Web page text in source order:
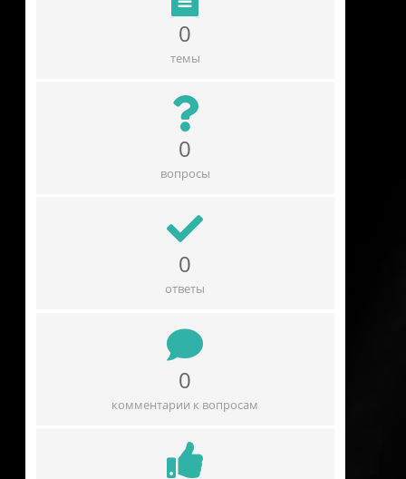
0
темы
0
вопросы
0
ответы
0
комментарии к вопросам